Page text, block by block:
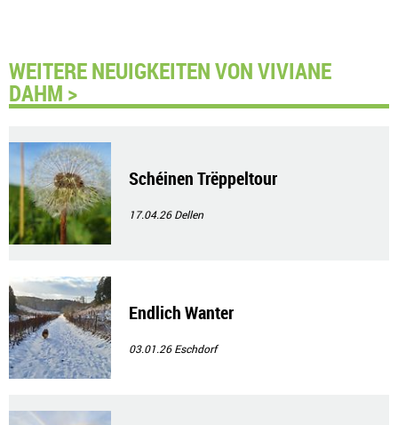
WEITERE NEUIGKEITEN VON VIVIANE
DAHM >
Schéinen Trëppeltour
17.04.26Dellen
Endlich Wanter
03.01.26Eschdorf